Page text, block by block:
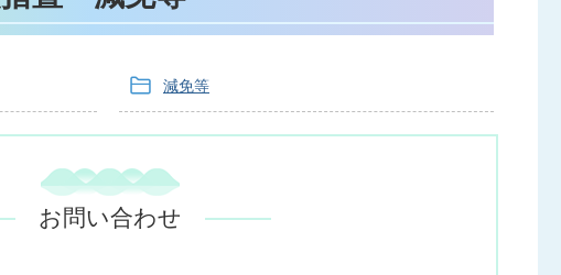
減免等
お問い合わせ